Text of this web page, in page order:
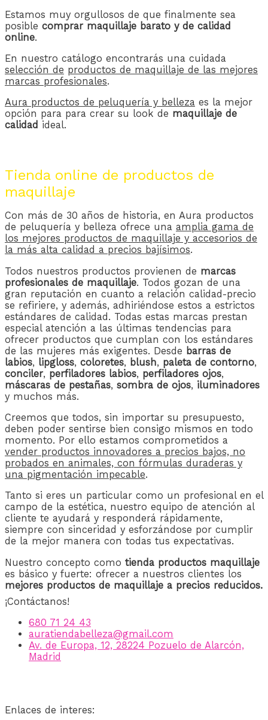
Estamos muy orgullosos de que finalmente sea
posible comprar maquillaje barato y de calidad
online.
En nuestro catálogo encontrarás una cuidada
selección de productos de maquillaje de las mejores
marcas profesionales.
Aura productos de peluquería y belleza es la mejor
opción para para crear su look de maquillaje de
calidad ideal.
Tienda online de productos de
maquillaje
Con más de 30 años de historia, en Aura productos
de peluquería y belleza ofrece una amplia gama de
los mejores productos de maquillaje y accesorios de
la más alta calidad a precios bajísimos.
Todos nuestros productos provienen de marcas
profesionales de maquillaje. Todos gozan de una
gran reputación en cuanto a relación calidad-precio
se refiriere, y además, adhiriéndose estos a estrictos
estándares de calidad. Todas estas marcas prestan
especial atención a las últimas tendencias para
ofrecer productos que cumplan con los estándares
de las mujeres más exigentes. Desde barras de
labios, lipgloss, coloretes, blush, paleta de contorno,
conciler, perfiladores labios, perfiladores ojos,
máscaras de pestañas, sombra de ojos, iluminadores
y muchos más.
Creemos que todos, sin importar su presupuesto,
deben poder sentirse bien consigo mismos en todo
momento. Por ello estamos comprometidos a
vender productos innovadores a precios bajos, no
probados en animales, con fórmulas duraderas y
una pigmentación impecable.
Tanto si eres un particular como un profesional en el
campo de la estética, nuestro equipo de atención al
cliente te ayudará y responderá rápidamente,
siempre con sinceridad y esforzándose por cumplir
de la mejor manera con todas tus expectativas.
Nuestro concepto como tienda productos maquillaje
es básico y fuerte: ofrecer a nuestros clientes los
mejores productos de maquillaje a precios reducidos.
¡Contáctanos!
680 71 24 43
auratiendabelleza@gmail.com
Av. de Europa, 12, 28224 Pozuelo de Alarcón,
Madrid
Enlaces de interes: